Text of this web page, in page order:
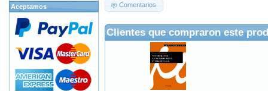
Comentarios
Clientes que compraron este
Aceptamos